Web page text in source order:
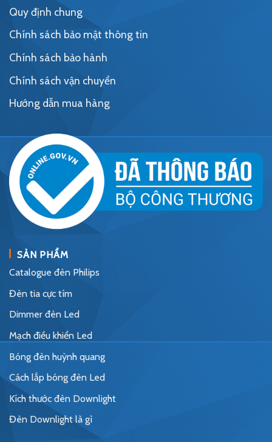
Quy định chung
Chính sách bảo mật thông tin
Chính sách bảo hành
Chính sách vận chuyển
Hướng dẫn mua hàng
SẢN PHẨM
Catalogue đèn Philips
Đèn tia cực tím
Dimmer đèn Led
Mạch điều khiển Led
Bóng đèn huỳnh quang
Cách lắp bóng đèn Led
Kích thước đèn Downlight
Đèn Downlight là gì